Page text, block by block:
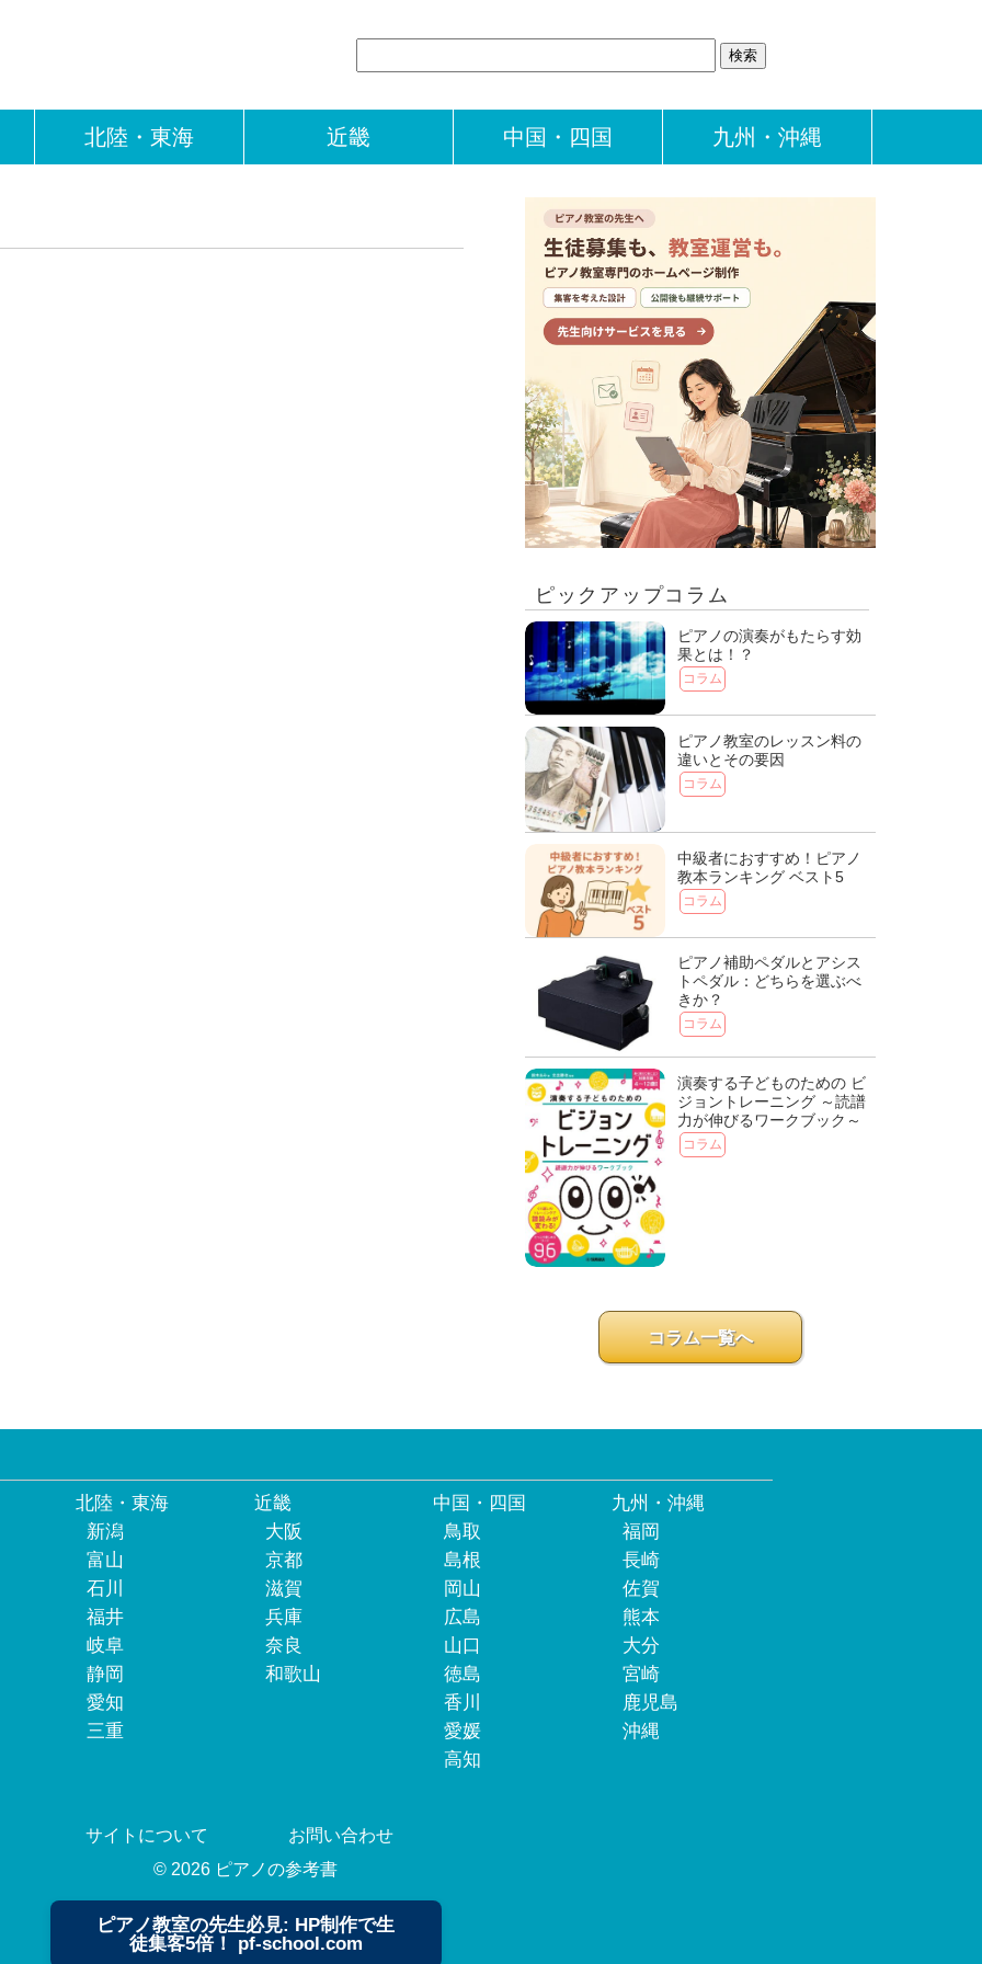
北陸・東海 近畿 中国・四国 九州・沖縄
ピックアップコラム
ピアノの演奏がもたらす効
果とは！？
コラム
ピアノ教室のレッスン料の
違いとその要因
コラム
中級者におすすめ！ピアノ
教本ランキング ベスト5
コラム
ピアノ補助ペダルとアシス
トペダル：どちらを選ぶべ
きか？
コラム
演奏する子どものための ビ
ジョントレーニング ～読譜
力が伸びるワークブック～
コラム
コラム一覧へ
北陸・東海
新潟
富山
石川
福井
岐阜
静岡
愛知
三重
近畿
大阪
京都
滋賀
兵庫
奈良
和歌山
中国・四国
鳥取
島根
岡山
広島
山口
徳島
香川
愛媛
高知
九州・沖縄
福岡
長崎
佐賀
熊本
大分
宮崎
鹿児島
沖縄
サイトについて
お問い合わせ
© 2026 ピアノの参考書
ピアノ教室の先生必見: HP制作で生
徒集客5倍！ pf-school.com